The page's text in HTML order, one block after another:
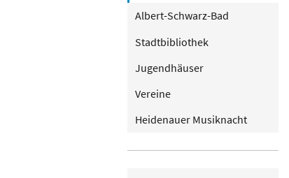
Albert-Schwarz-Bad
Stadtbibliothek
Jugendhäuser
Vereine
Heidenauer Musiknacht